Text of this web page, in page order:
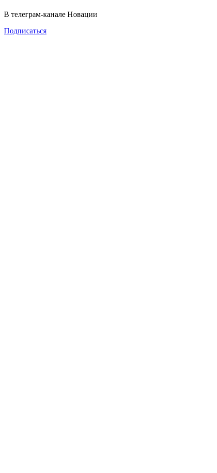
В телеграм-канале Новации
Подписаться